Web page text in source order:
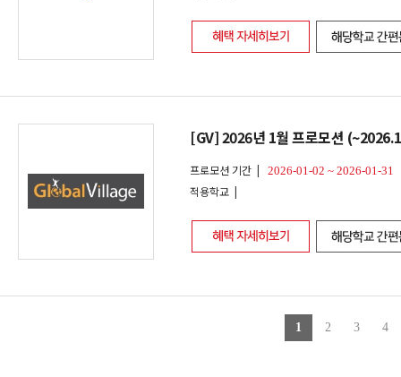
[GV] 2026년 1월 프로모션
프로모션 기간 | 2026-01-02 ~ 2026-01-31
적용학교 |
1 2 3 4